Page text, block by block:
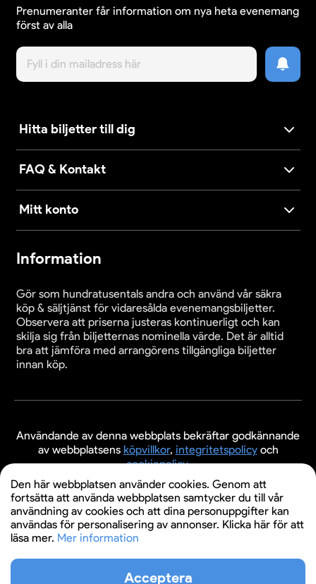
Prenumeranter får information om nya heta evenemang
först av alla
Hitta biljetter till dig
FAQ & Kontakt
Mitt konto
Information
Gör som hundratusentals andra och använd vår säkra
köp & säljtjänst för vidaresålda evenemangsbiljetter.
Observera att priserna justeras kontinuerligt och kan
skilja sig från biljetternas nominella värde. Det är alltid
bra att jämföra med arrangörens tillgängliga biljetter
innan köp.
Användande av denna webbplats bekräftar godkännande
av webbplatsens köpvillkor, integritetspolicyoch
cookiepolicy.
© 2026 Evenemangsbiljetter.se
Den här webbplatsen använder cookies. Genom att
fortsätta att använda webbplatsen samtycker du till vår
användning av cookies och att dina personuppgifter kan
användas för personalisering av annonser. Klicka här för att
läsa mer. Mer information
Acceptera